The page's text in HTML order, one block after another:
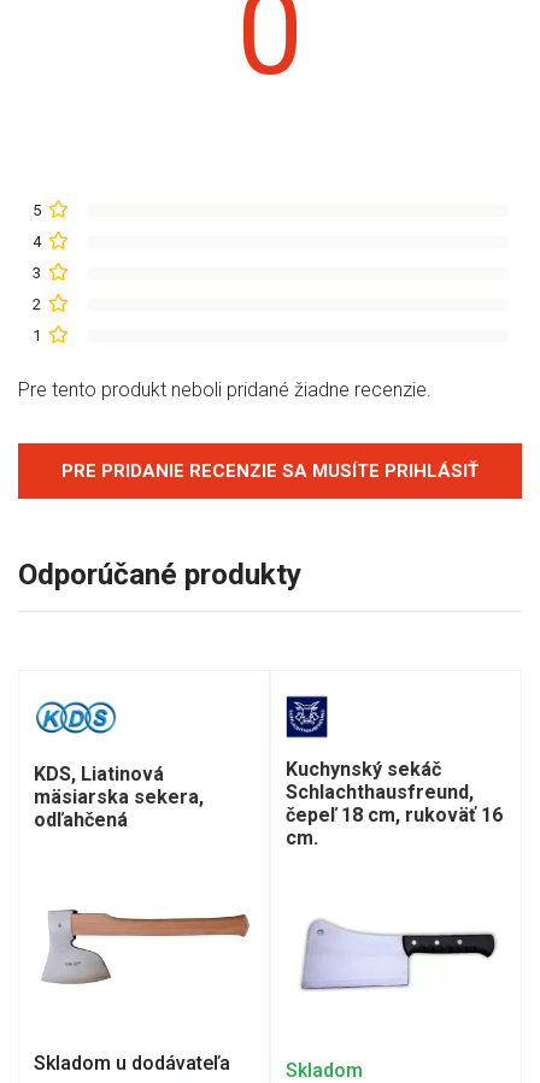
0
5
4
3
2
1
Pre tento produkt neboli pridané žiadne recenzie.
PRE PRIDANIE RECENZIE SA MUSÍTE PRIHLÁSIŤ
Odporúčané produkty
KDS, Liatinová
mäsiarska sekera,
odľahčená
Skladom u dodávateľa
Kuchynský sekáč
Schlachthausfreund,
čepeľ 18 cm, rukoväť 16
cm.
Skladom